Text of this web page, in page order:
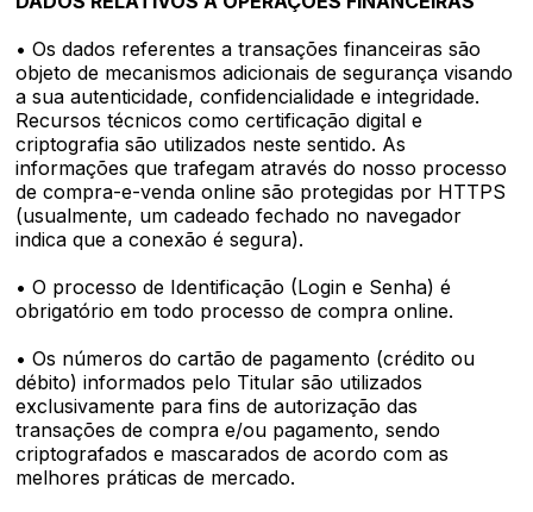
• Os dados referentes a transações financeiras são
objeto de mecanismos adicionais de segurança visando
a sua autenticidade, confidencialidade e integridade.
Recursos técnicos como certificação digital e
criptografia são utilizados neste sentido. As
informações que trafegam através do nosso processo
de compra-e-venda online são protegidas por HTTPS
(usualmente, um cadeado fechado no navegador
indica que a conexão é segura).
• O processo de Identificação (Login e Senha) é
obrigatório em todo processo de compra online.
• Os números do cartão de pagamento (crédito ou
débito) informados pelo Titular são utilizados
exclusivamente para fins de autorização das
transações de compra e/ou pagamento, sendo
criptografados e mascarados de acordo com as
melhores práticas de mercado.